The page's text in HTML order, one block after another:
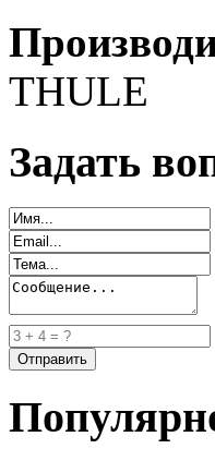
THULE
Задать